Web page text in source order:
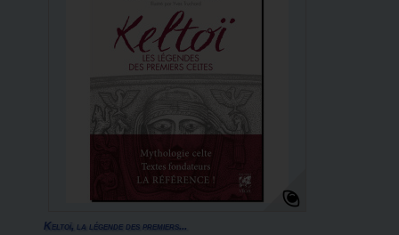
Keltoï, la légende des premiers...